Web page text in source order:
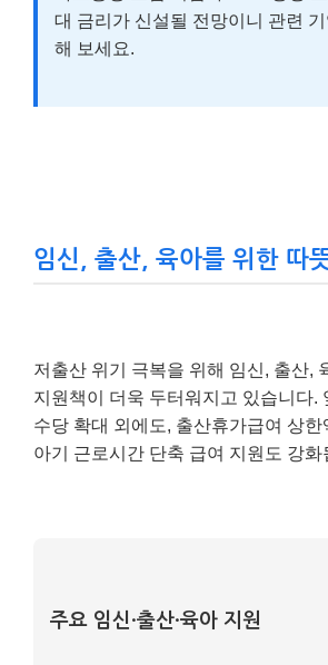
대 금리가 신설될 전망이니 관련
해 보세요.
임신, 출산, 육아를 위한 따
저출산 위기 극복을 위해 임신, 출산,
지원책이 더욱 두터워지고 있습니다.
수당 확대 외에도, 출산휴가급여 상
아기 근로시간 단축 급여 지원도 강화
주요 임신·출산·육아 지원